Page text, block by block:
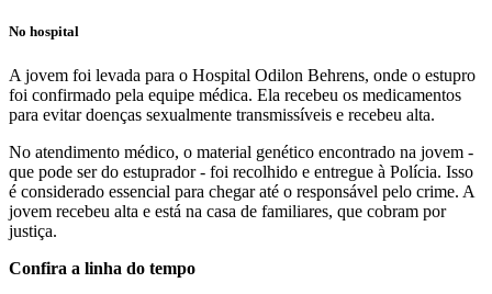
No hospital
A jovem foi levada para o Hospital Odilon Behrens, onde o estupro
foi confirmado pela equipe médica. Ela recebeu os medicamentos
para evitar doenças sexualmente transmissíveis e recebeu alta.
No atendimento médico, o material genético encontrado na jovem -
que pode ser do estuprador - foi recolhido e entregue à Polícia. Isso
é considerado essencial para chegar até o responsável pelo crime. A
jovem recebeu alta e está na casa de familiares, que cobram por
justiça.
Confira a linha do tempo